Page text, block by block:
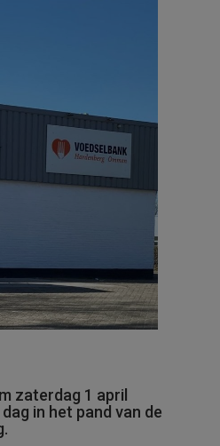
zaterdag 1 april
in het pand van de